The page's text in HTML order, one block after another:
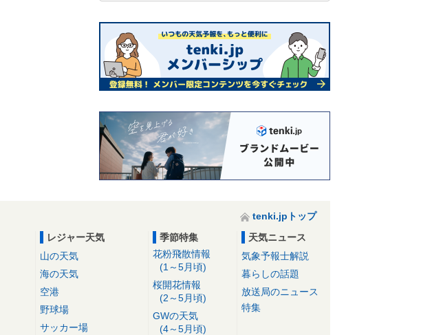
tenki.jpトップ
レジャー天気
山の天気
海の天気
空港
野球場
サッカー場
季節特集
花粉飛散情報
(1～5月頃)
桜開花情報
(2～5月頃)
GWの天気
(4～5月頃)
天気ニュース
気象予報士解説
暮らしの話題
放送局のニュース
特集